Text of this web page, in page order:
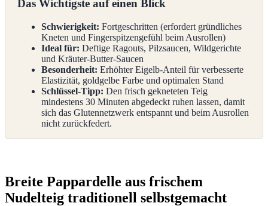
Das Wichtigste auf einen Blick
Schwierigkeit: Fortgeschritten (erfordert gründliches
Kneten und Fingerspitzengefühl beim Ausrollen)
Ideal für: Deftige Ragouts, Pilzsaucen, Wildgerichte
und Kräuter-Butter-Saucen
Besonderheit: Erhöhter Eigelb-Anteil für verbesserte
Elastizität, goldgelbe Farbe und optimalen Stand
Schlüssel-Tipp: Den frisch gekneteten Teig
mindestens 30 Minuten abgedeckt ruhen lassen, damit
sich das Glutennetzwerk entspannt und beim Ausrollen
nicht zurückfedert.
Breite Pappardelle aus frischem
Nudelteig traditionell selbstgemacht